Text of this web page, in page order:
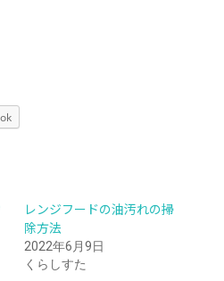
レンジフードの油汚れの掃
除方法
2022年6月9日
くらしすた